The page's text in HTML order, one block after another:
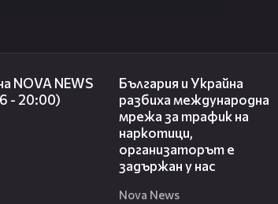
live/news
NOVA NEWS
- 20:00)
България и Украйна
разбиха международна
мрежа за трафик на
наркотици,
организаторът е
задържан у нас
Nova News